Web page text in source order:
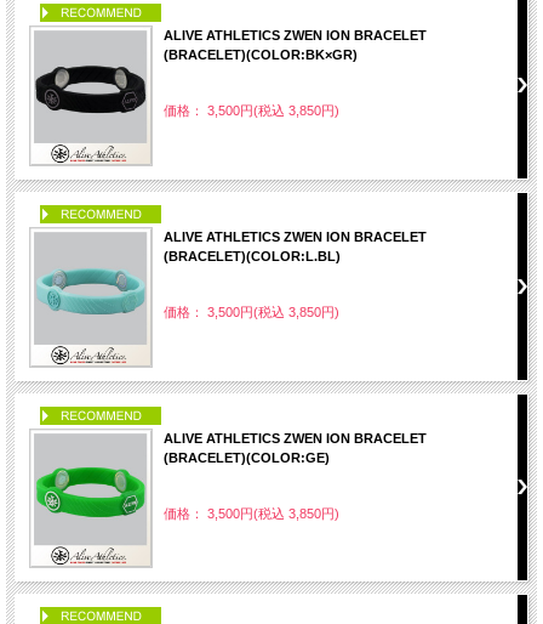
ALIVE ATHLETICS ZWEN ION BRACELET
(BRACELET)(COLOR:BK×GR)
価格： 3,500円(税込 3,850円)
ALIVE ATHLETICS ZWEN ION BRACELET
(BRACELET)(COLOR:L.BL)
価格： 3,500円(税込 3,850円)
ALIVE ATHLETICS ZWEN ION BRACELET
(BRACELET)(COLOR:GE)
価格： 3,500円(税込 3,850円)